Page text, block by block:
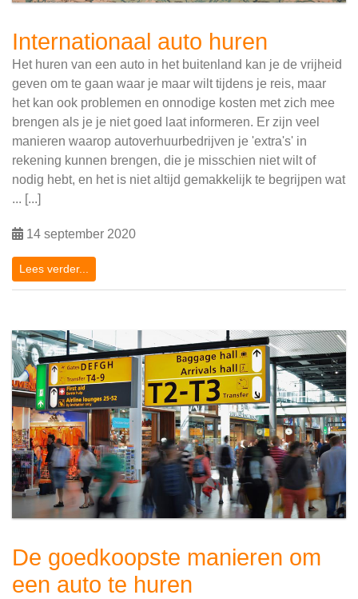
Internationaal auto huren
Het huren van een auto in het buitenland kan je de vrijheid
geven om te gaan waar je maar wilt tijdens je reis, maar
het kan ook problemen en onnodige kosten met zich mee
brengen als je je niet goed laat informeren. Er zijn veel
manieren waarop autoverhuurbedrijven je 'extra's' in
rekening kunnen brengen, die je misschien niet wilt of
nodig hebt, en het is niet altijd gemakkelijk te begrijpen wat
... [...]
14 september 2020
Lees verder...
De goedkoopste manieren om
een auto te huren